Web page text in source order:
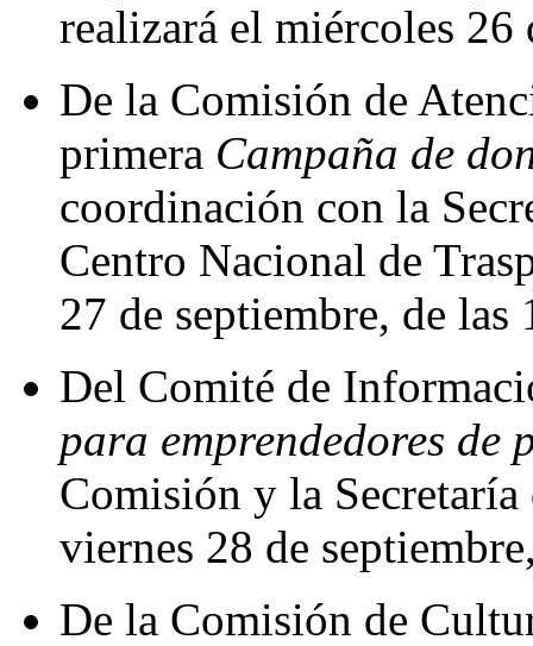
realizará el miércoles 26
De la Comisión de
primera Campaña de
coordinación con la
Centro Nacional de
27 de septiembre, de
Del Comité de
para emprendedores de
Comisión y la
viernes 28 de
De la Comisión de